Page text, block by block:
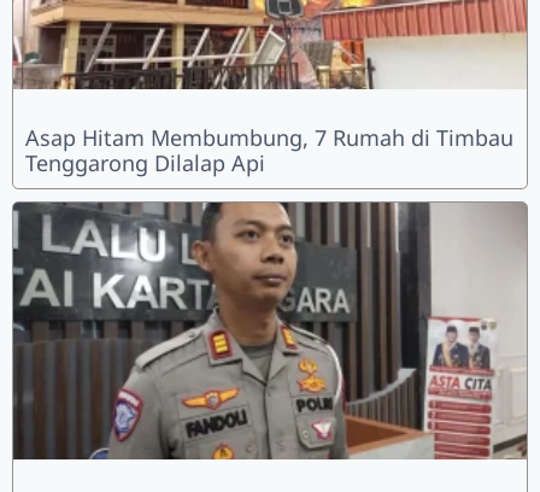
Asap Hitam Membumbung, 7 Rumah di Timbau
Tenggarong Dilalap Api